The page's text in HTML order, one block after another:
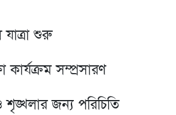
শুরু
সম্প্রসারণ
জন্য পরিচিতি